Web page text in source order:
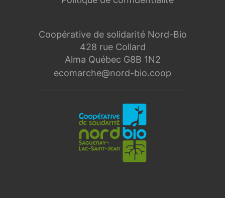
Coopérative de solidarité Nord-Bio
428 rue Collard
Alma Québec G8B 1N2
ecomarche@nord-bio.coop